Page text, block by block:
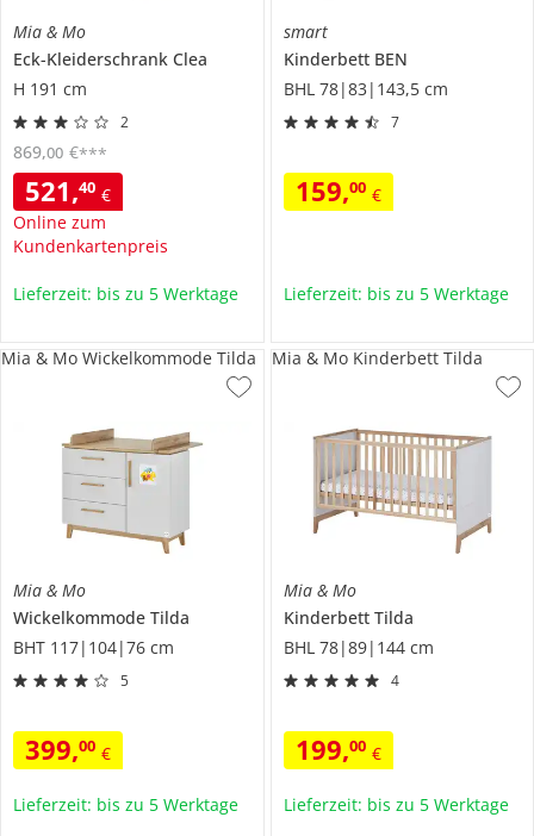
Mia & Mo
Eck-Kleiderschrank Clea
H 191 cm
2
521,40 €
Online zum
Kundenkartenpreis
869,00 €***
Lieferzeit: bis zu 5 Werktage
smart
Kinderbett BEN
BHL 78|83|143,5 cm
7
159,00 €
Lieferzeit: bis zu 5 Werktage
Mia & Mo
Wickelkommode Tilda
BHT 117|104|76 cm
5
399,00 €
Mia & Mo Wickelkommode Tilda
Lieferzeit: bis zu 5 Werktage
Mia & Mo
Kinderbett Tilda
BHL 78|89|144 cm
4
199,00 €
Mia & Mo Kinderbett Tilda
Lieferzeit: bis zu 5 Werktage